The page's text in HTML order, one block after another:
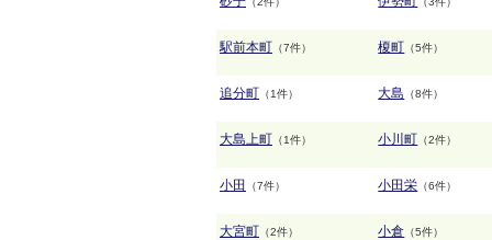
駅前本町 （7件） 榎町 （5件）
追分町 （1件） 大島 （8件）
大島上町 （1件） 小川町 （2件）
小田 （7件） 小田栄 （6件）
大宮町 （2件） 小倉 （5件）